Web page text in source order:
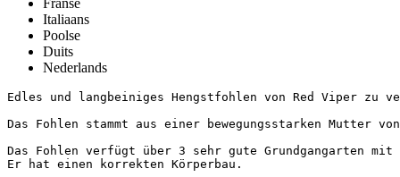
Italiaans
Poolse
Duits
Nederlands
Edles und langbeiniges Hengstfohlen von Red Viper zu
Das Fohlen stammt aus einer bewegungsstarken Mutter
Das Fohlen verfügt über 3 sehr gute Grundgangarten
Er hat einen korrekten Körperbau.